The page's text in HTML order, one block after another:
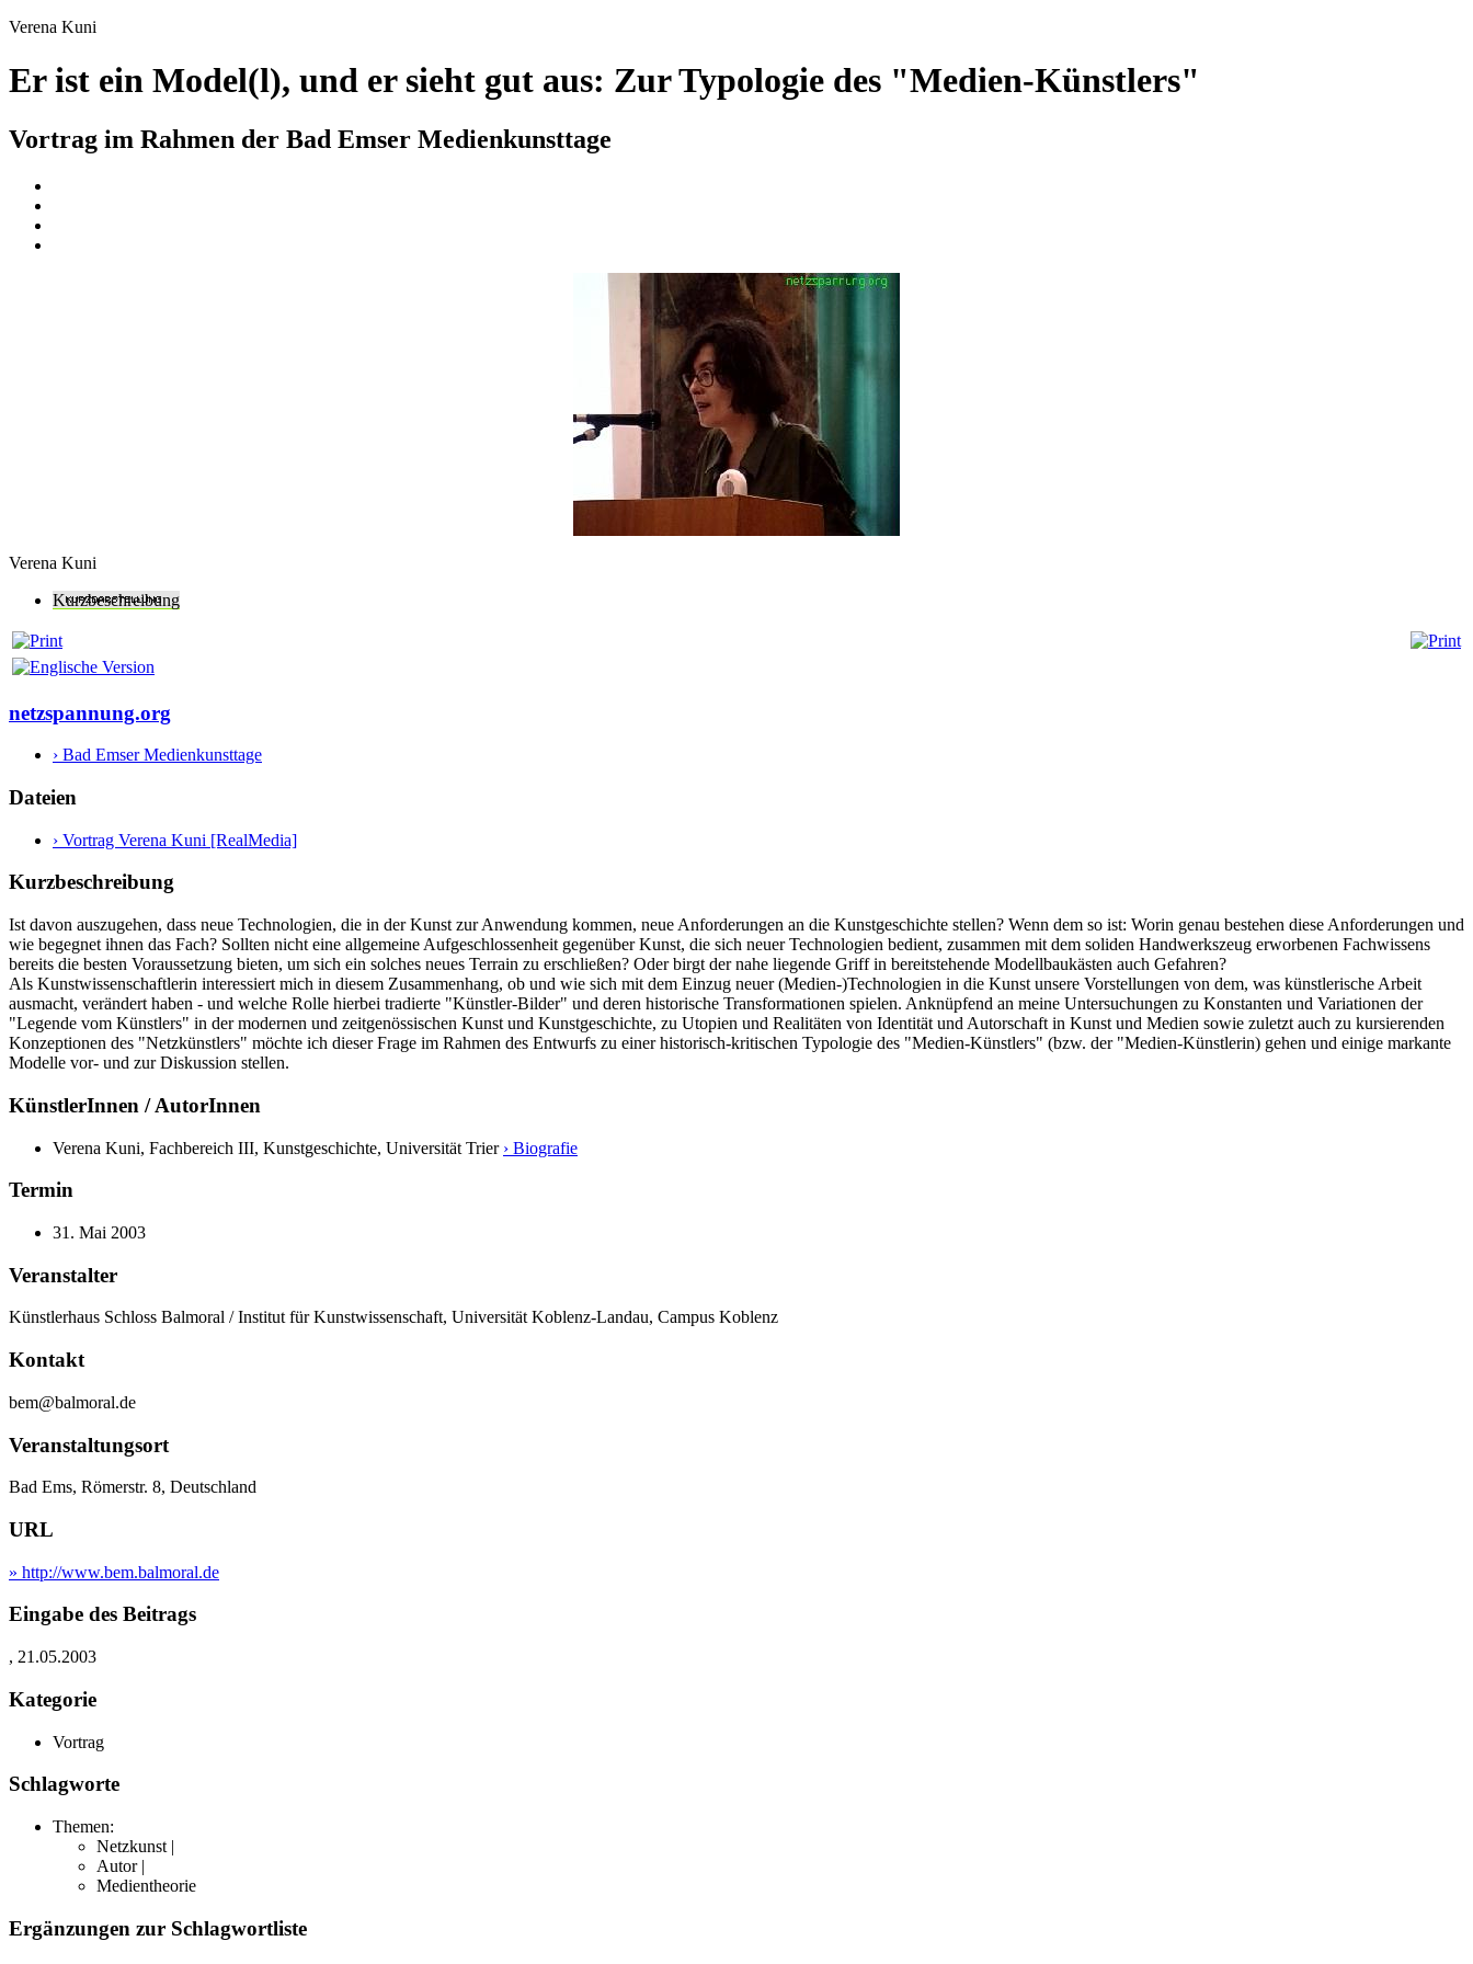
Verena Kuni
Er ist ein Model(l), und er sieht gut aus: Zur Typologie des "Medien-Künstlers"
Vortrag im Rahmen der Bad Emser Medienkunsttage
Verena Kuni
Kurzbeschreibung
netzspannung.org
› Bad Emser Medienkunsttage
Dateien
› Vortrag Verena Kuni [RealMedia]
Kurzbeschreibung
Ist davon auszugehen, dass neue Technologien, die in der Kunst zur Anwendung kommen, neue Anforderungen an die Kunstgeschichte stellen? Wenn dem so ist: Worin genau bestehen diese Anforderungen und
wie begegnet ihnen das Fach? Sollten nicht eine allgemeine Aufgeschlossenheit gegenüber Kunst, die sich neuer Technologien bedient, zusammen mit dem soliden Handwerkszeug erworbenen Fachwissens
bereits die besten Voraussetzung bieten, um sich ein solches neues Terrain zu erschließen? Oder birgt der nahe liegende Griff in bereitstehende Modellbaukästen auch Gefahren?
Als Kunstwissenschaftlerin interessiert mich in diesem Zusammenhang, ob und wie sich mit dem Einzug neuer (Medien-)Technologien in die Kunst unsere Vorstellungen von dem, was künstlerische Arbeit
ausmacht, verändert haben - und welche Rolle hierbei tradierte "Künstler-Bilder" und deren historische Transformationen spielen. Anknüpfend an meine Untersuchungen zu Konstanten und Variationen der
"Legende vom Künstlers" in der modernen und zeitgenössischen Kunst und Kunstgeschichte, zu Utopien und Realitäten von Identität und Autorschaft in Kunst und Medien sowie zuletzt auch zu kursierenden
Konzeptionen des "Netzkünstlers" möchte ich dieser Frage im Rahmen des Entwurfs zu einer historisch-kritischen Typologie des "Medien-Künstlers" (bzw. der "Medien-Künstlerin) gehen und einige markante
Modelle vor- und zur Diskussion stellen.
KünstlerInnen / AutorInnen
Verena Kuni, Fachbereich III, Kunstgeschichte, Universität Trier › Biografie
Termin
31. Mai 2003
Veranstalter
Künstlerhaus Schloss Balmoral / Institut für Kunstwissenschaft, Universität Koblenz-Landau, Campus Koblenz
Kontakt
bem@balmoral.de
Veranstaltungsort
Bad Ems, Römerstr. 8, Deutschland
URL
» http://www.bem.balmoral.de
Eingabe des Beitrags
, 21.05.2003
Kategorie
Vortrag
Schlagworte
Themen:
Netzkunst |
Autor |
Medientheorie
Ergänzungen zur Schlagwortliste